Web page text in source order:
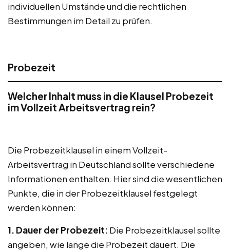
individuellen Umstände und die rechtlichen
Bestimmungen im Detail zu prüfen.
Probezeit
Welcher Inhalt muss in die Klausel Probezeit
im Vollzeit Arbeitsvertrag rein?
Die Probezeitklausel in einem Vollzeit-
Arbeitsvertrag in Deutschland sollte verschiedene
Informationen enthalten. Hier sind die wesentlichen
Punkte, die in der Probezeitklausel festgelegt
werden können:
1. Dauer der Probezeit: Die Probezeitklausel sollte
angeben, wie lange die Probezeit dauert. Die